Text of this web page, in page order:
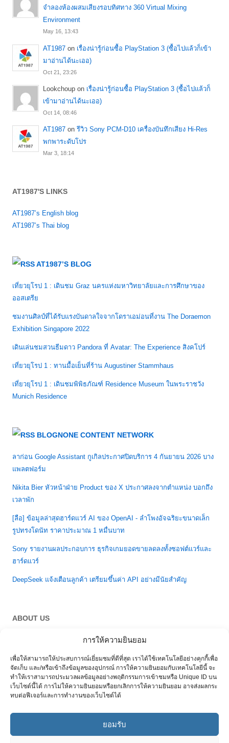
การให้ความยินยอม
เพื่อให้สามารถให้ประสบการณ์เยี่ยมชมที่ดีที่สุด เราได้ใช้เทคโนโลยีอย่างคุกกี้เพื่อ
จัดเก็บ และ/หรือเข้าถึงข้อมูลของอุปกรณ์ การให้ความยินยอมกับเทคโนโลยีนี้ จะ
ทำให้เราสามารถประมวลผลข้อมูลอย่างพฤติกรรมการเข้าชมหรือ Unique ID บน
เว็บไซต์นี้ได้ การไม่ให้ความยินยอมหรือยกเลิกการให้ความยินยอม อาจส่งผลกระ
ทบต่อฟีเจอร์และการทำงานของเว็บไซต์ได้
ยอมรับ
จำลองห้องผสมเสียงรอบทิศทาง 360 Virtual Mixing
Environment
May 16, 13:43
AT1987 on เรื่องน่ารู้ก่อนซื้อ PlayStation 3 (ซื้อไปแล้วก็เข้า
มาอ่านได้นะเออ)
Oct 21, 23:26
Lookchoup on เรื่องน่ารู้ก่อนซื้อ PlayStation 3 (ซื้อไปแล้วก็
เข้ามาอ่านได้นะเออ)
Oct 14, 08:46
AT1987 on รีวิว Sony PCM-D10 เครื่องบันทึกเสียง Hi-Res
พกพาระดับโปร
Mar 3, 18:14
AT1987'S LINKS
AT1987’s English blog
AT1987’s Thai blog
AT1987’S BLOG
เที่ยวยุโรป 1 : เดินชม Graz นครแห่งมหาวิทยาลัยและการศึกษาของ
ออสเตรีย
ชมงานศิลป์ที่ได้รับแรงบันดาลใจจากโดราเอม่อนที่งาน The Doraemon
Exhibition Singapore 2022
เดินเล่นชมสวนธีมดาว Pandora ที่ Avatar: The Experience สิงคโปร์
เที่ยวยุโรป 1 : ทานมื้อเย็นที่ร้าน Augustiner Stammhaus
เที่ยวยุโรป 1 : เดินชมพิพิธภัณฑ์ Residence Museum ในพระราชวัง
Munich Residence
BLOGNONE CONTENT NETWORK
ลาก่อน Google Assistant กูเกิลประกาศปิดบริการ 4 กันยายน 2026 บาง
แพลตฟอร์ม
Nikita Bier หัวหน้าฝ่าย Product ของ X ประกาศลงจากตำแหน่ง บอกถึง
เวลาพัก
[ลือ] ข้อมูลล่าสุดฮาร์ดแวร์ AI ของ OpenAI - ลำโพงอัจฉริยะขนาดเล็ก
รูปทรงโดนัท ราคาประมาณ 1 หมื่นบาท
Sony รายงานผลประกอบการ ธุรกิจเกมยอดขายลดลงทั้งซอฟต์แวร์และ
ฮาร์ดแวร์
DeepSeek แจ้งเตือนลูกค้า เตรียมขึ้นค่า API อย่างมีนัยสำคัญ
ABOUT US